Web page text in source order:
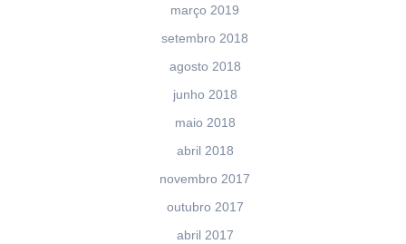
março 2019
setembro 2018
agosto 2018
junho 2018
maio 2018
abril 2018
novembro 2017
outubro 2017
abril 2017